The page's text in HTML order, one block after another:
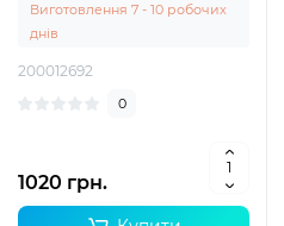
Виготовлення 7 - 10 робочих
днів
200012692
0
1020 грн.